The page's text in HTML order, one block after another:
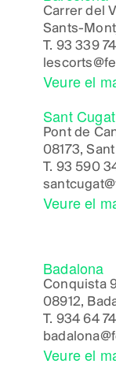
Carrer del
Sants-
T. 93 339
Veure el
Sant Cugat
Pont de
08173,
T. 93 590
Veure el
Badalona
Conquista
08912,
T. 934 64
Veure el